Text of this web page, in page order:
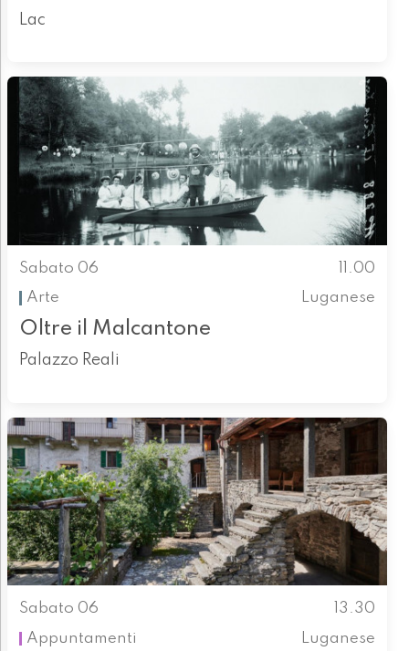
Lac
Sabato 06
11.00
Arte
Luganese
Oltre il Malcantone
Palazzo Reali
Sabato 06
13.30
Appuntamenti
Luganese